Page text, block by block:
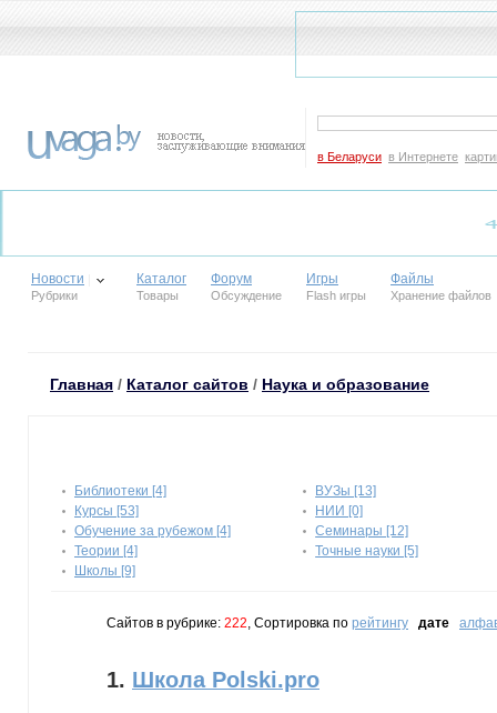
в Беларуси в Интернете
Новости
Рубрики
Каталог
Товары
Форум
Обсуждение
Игры
Flash игры
Файлы
Хранение файлов
Главная / Каталог сайтов / Наука и образование
Библиотеки [4]
ВУЗы [13]
Курсы [53]
НИИ [0]
Обучение за рубежом [4]
Семинары [12]
Теории [4]
Точные науки [5]
Школы [9]
Сайтов в рубрике: 222, Сортировка по рейтингу дате
1. Школа Polski.pro